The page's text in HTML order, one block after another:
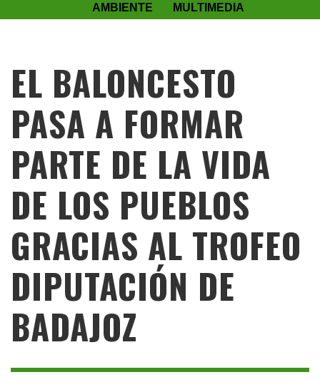
AMBIENTE
MULTIMEDIA
EL BALONCESTO
PASA A FORMAR
PARTE DE LA VIDA
DE LOS PUEBLOS
GRACIAS AL TROFEO
DIPUTACIÓN DE
BADAJOZ